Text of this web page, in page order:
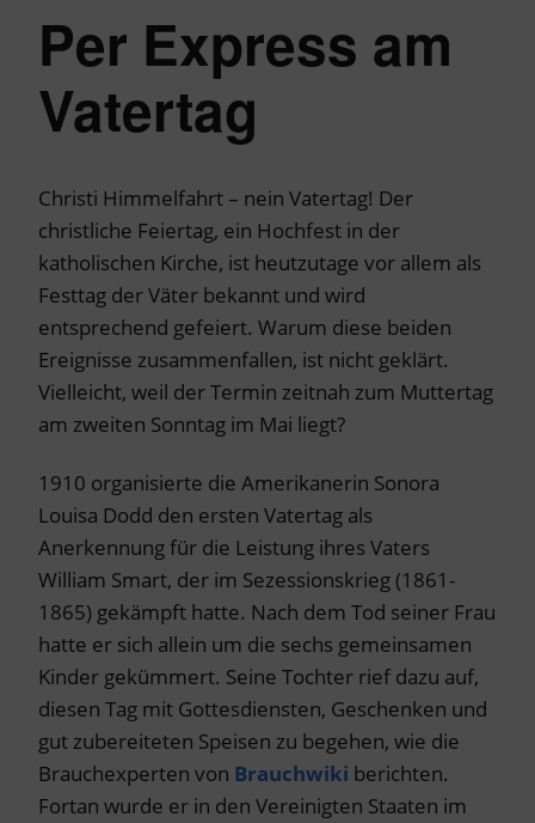
Per Express am
Vatertag
Christi Himmelfahrt – nein Vatertag! Der
christliche Feiertag, ein Hochfest in der
katholischen Kirche, ist heutzutage vor allem als
Festtag der Väter bekannt und wird
entsprechend gefeiert. Warum diese beiden
Ereignisse zusammenfallen, ist nicht geklärt.
Vielleicht, weil der Termin zeitnah zum Muttertag
am zweiten Sonntag im Mai liegt?
1910 organisierte die Amerikanerin Sonora
Louisa Dodd den ersten Vatertag als
Anerkennung für die Leistung ihres Vaters
William Smart, der im Sezessionskrieg (1861-
1865) gekämpft hatte. Nach dem Tod seiner Frau
hatte er sich allein um die sechs gemeinsamen
Kinder gekümmert. Seine Tochter rief dazu auf,
diesen Tag mit Gottesdiensten, Geschenken und
gut zubereiteten Speisen zu begehen, wie die
Brauchexperten von Brauchwiki berichten.
Fortan wurde er in den Vereinigten Staaten im